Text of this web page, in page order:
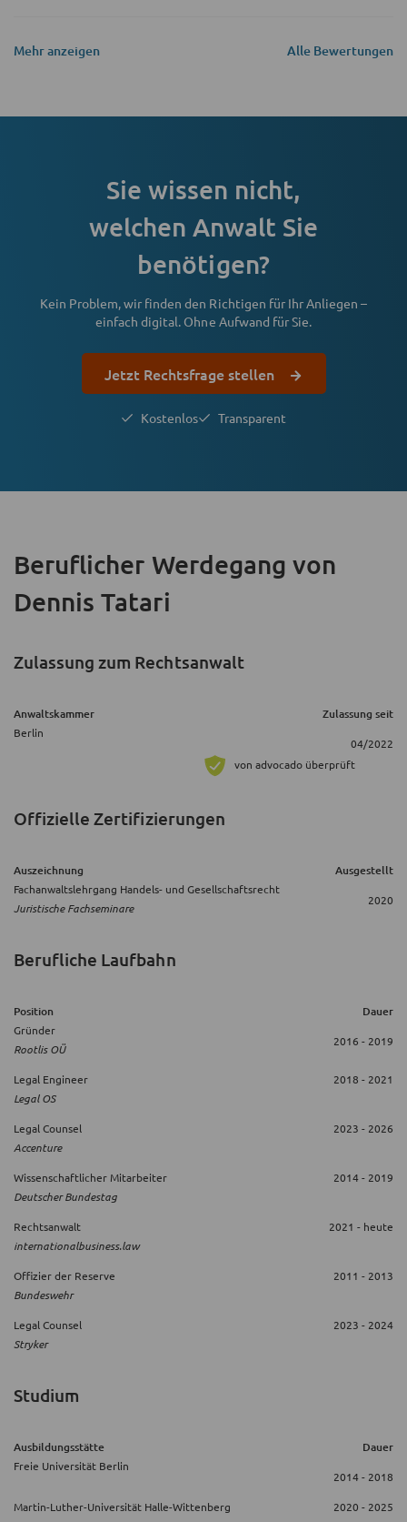
Mehr anzeigen Alle Bewertungen
Sie wissen nicht,
welchen Anwalt Sie
benötigen?
Kein Problem, wir finden den Richtigen für Ihr Anliegen –
einfach digital. Ohne Aufwand für Sie.
Jetzt Rechtsfrage stellen
Kostenlos Transparent
Beruflicher Werdegang von
Dennis Tatari
Zulassung zum Rechtsanwalt
Anwaltskammer Zulassung seit
Berlin
04/2022
von advocado überprüft
Offizielle Zertifizierungen
Auszeichnung Ausgestellt
Fachanwaltslehrgang Handels- und Gesellschaftsrecht
Juristische Fachseminare
2020
Berufliche Laufbahn
Position Dauer
Gründer
Rootlis OÜ
2016 - 2019
Legal Engineer
Legal OS
2018 - 2021
Legal Counsel
Accenture
2023 - 2026
Wissenschaftlicher Mitarbeiter
Deutscher Bundestag
2014 - 2019
Rechtsanwalt
internationalbusiness.law
2021 - heute
Offizier der Reserve
Bundeswehr
2011 - 2013
Legal Counsel
Stryker
2023 - 2024
Studium
Ausbildungsstätte Dauer
Freie Universität Berlin
2014 - 2018
Martin-Luther-Universität Halle-Wittenberg 2020 - 2025